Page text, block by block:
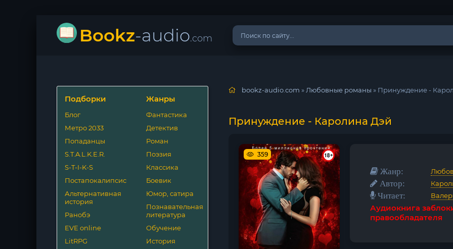
Bookz-audio.com
Подборки
Блог
Метро 2033
Попаданцы
S.T.A.L.K.E.R.
S-T-I-K-S
Постапокалипсис
Альтернативная
история
Ранобэ
EVE online
LitRPG
Жанры
Фантастика
Детектив
Роман
Поэзия
Классика
Боевик
Юмор, сатира
Познавательная
литература
Обучение
История
bookz-audio.com » Любовные романы » Принуждение -
Принуждение - Каролина Дэй
359
Жанр:
Автор:
Читает:
Аудиокнига
правообладателя